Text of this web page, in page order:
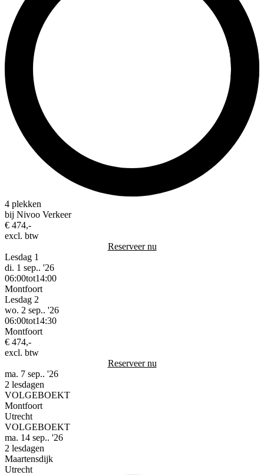
4 plekken
bij Nivoo Verkeer
€ 474,-
excl. btw
Reserveer nu
Lesdag 1
di. 1 sep.. '26
06:00tot14:00
Montfoort
Lesdag 2
wo. 2 sep.. '26
06:00tot14:30
Montfoort
€ 474,-
excl. btw
Reserveer nu
ma. 7 sep.. '26
2 lesdagen
VOLGEBOEKT
Montfoort
Utrecht
VOLGEBOEKT
ma. 14 sep.. '26
2 lesdagen
Maartensdijk
Utrecht